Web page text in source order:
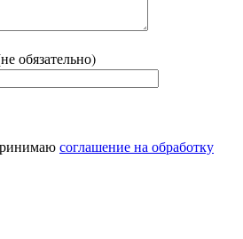
обязательно)
соглашение на обработку